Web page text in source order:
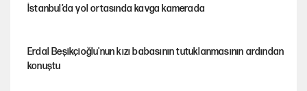
İstanbul’da yol ortasında kavga kamerada
Erdal Beşikçioğlu'nun kızı babasının tutuklanmasının ardından
konuştu